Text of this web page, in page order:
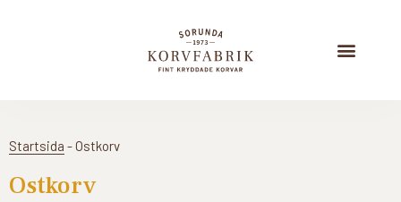
Startsida -Ostkorv
Ostkorv